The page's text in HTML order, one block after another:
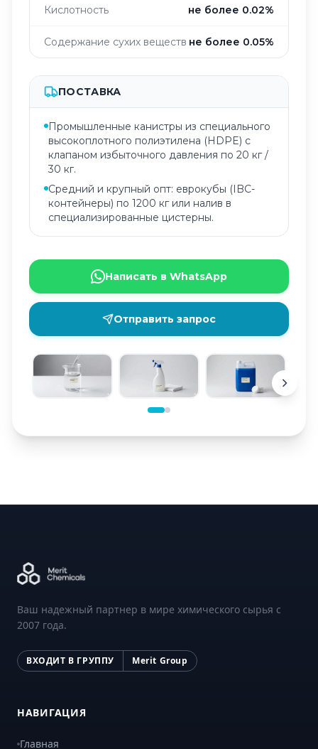
Кислотность не более 0.02%
Содержание сухих веществ не более 0.05%
ПОСТАВКА
Промышленные канистры из специального
высокоплотного полиэтилена (HDPE) с
клапаном избыточного давления по 20 кг /
30 кг.
Средний и крупный опт: еврокубы (IBC-
контейнеры) по 1200 кг или налив в
специализированные цистерны.
Написать в WhatsApp
Отправить запрос
Ваш надежный партнер в мире химического сырья с
2007 года.
ВХОДИТ В ГРУППУ Merit Group
НАВИГАЦИЯ
Главная